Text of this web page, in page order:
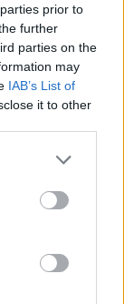
prior to
further
parties on the
may
IAB’s List of
it to other
00:40:33
išlaidų
neįžvelgia
00:04:32
dėl
gali